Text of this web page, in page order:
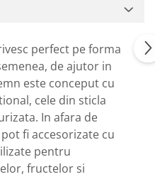
perfect pe forma
de ajutor in
este conceput cu
cele din sticla
In afara de
fi accesorizate cu
pentru
fructelor si